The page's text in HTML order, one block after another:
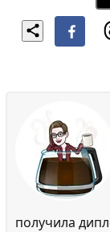
получила